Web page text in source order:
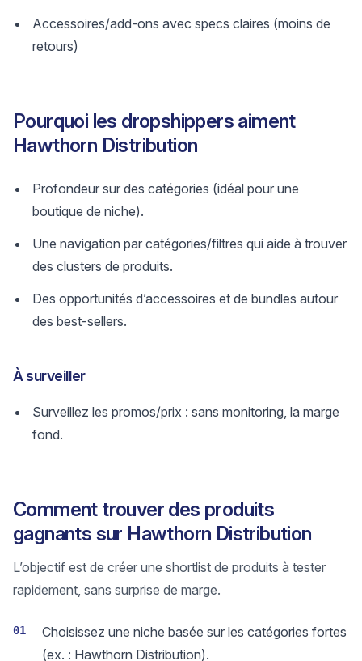
Accessoires/add-ons avec specs claires (moins de
retours)
Pourquoi les dropshippers aiment
Hawthorn Distribution
Profondeur sur des catégories (idéal pour une
boutique de niche).
Une navigation par catégories/filtres qui aide à trouver
des clusters de produits.
Des opportunités d’accessoires et de bundles autour
des best-sellers.
À surveiller
Surveillez les promos/prix : sans monitoring, la marge
fond.
Comment trouver des produits
gagnants sur Hawthorn Distribution
L’objectif est de créer une shortlist de produits à tester
rapidement, sans surprise de marge.
01
Choisissez une niche basée sur les catégories fortes
(ex. : Hawthorn Distribution).